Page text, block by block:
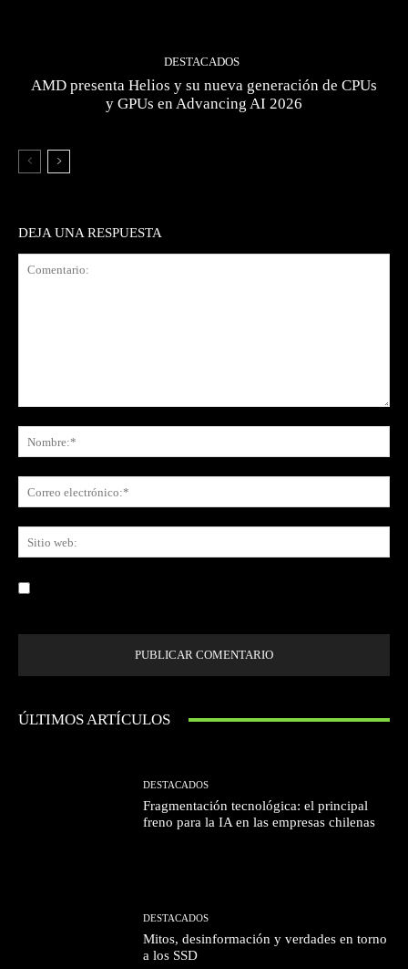
DESTACADOS
AMD presenta Helios y su nueva generación de CPUs
y GPUs en Advancing AI 2026
DEJA UNA RESPUESTA
ÚLTIMOS ARTÍCULOS
DESTACADOS
Fragmentación tecnológica: el principal
freno para la IA en las empresas chilenas
DESTACADOS
Mitos, desinformación y verdades en torno
a los SSD